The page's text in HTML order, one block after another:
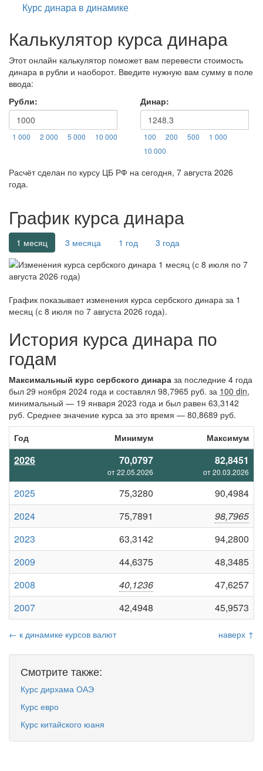
Курс динара в динамике
Калькулятор курса динара
Этот онлайн калькулятор поможет вам перевести стоимость
динара в рубли и наоборот. Введите нужную вам сумму в поле
ввода:
Рубли:
1 000 2 000 5 000 10 000
Динар:
100 200 500
1 000
10 000
Расчёт сделан по курсу ЦБ РФ на сегодня, 7 августа 2026
года.
График курса динара
1 месяц 3 месяца 1 год 3 года
График показывает изменения курса сербского динара за 1
месяц (с 8 июля по 7 августа 2026 года).
История курса динара по
годам
Максимальный курс сербского динара за последние 4 года
был 29 ноября 2024 года и составлял 98,7965 руб. за 100 din,
минимальный — 19 января 2023 года и был равен 63,3142
руб. Среднее значение курса за это время — 80,8689 руб.
Год
Минимум Максимум
2026 70,0797
от 22.05.2026
82,8451
от 20.03.2026
2025 75,3280
90,4984
2024
75,7891
98,7965
2023
63,3142
94,2800
2009
44,6375
48,3485
2008
40,1236
47,6257
2007
42,4948 45,9573
← к динамике курсов валют наверх ↑
Смотрите также:
Курс дирхама ОАЭ
Курс евро
Курс китайского юаня